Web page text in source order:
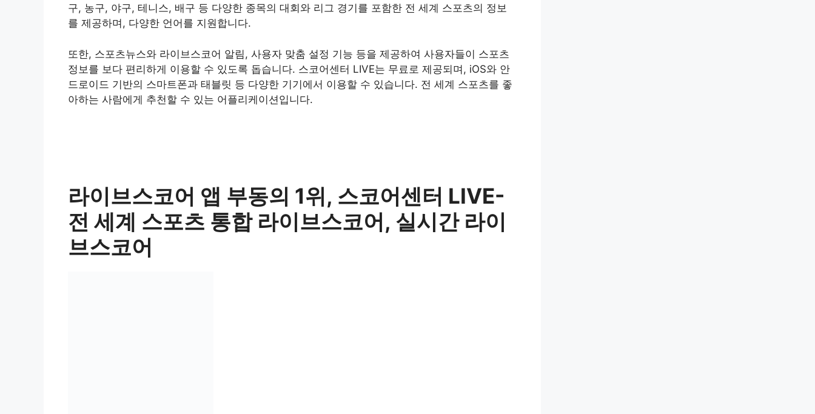
구, 농구, 야구, 테니스, 배구 등 다양한 종목의 대회와 리그 경기를 포함한 전 세계 스포츠의 정보
를 제공하며, 다양한 언어를 지원합니다.
또한, 스포츠뉴스와 라이브스코어 알림, 사용자 맞춤 설정 기능 등을 제공하여 사용자들이 스포츠
정보를 보다 편리하게 이용할 수 있도록 돕습니다. 스코어센터 LIVE는 무료로 제공되며, iOS와 안
드로이드 기반의 스마트폰과 태블릿 등 다양한 기기에서 이용할 수 있습니다. 전 세계 스포츠를 좋
아하는 사람에게 추천할 수 있는 어플리케이션입니다.
라이브스코어 앱 부동의 1위, 스코어센터 LIVE-
전 세계 스포츠 통합 라이브스코어, 실시간 라이
브스코어